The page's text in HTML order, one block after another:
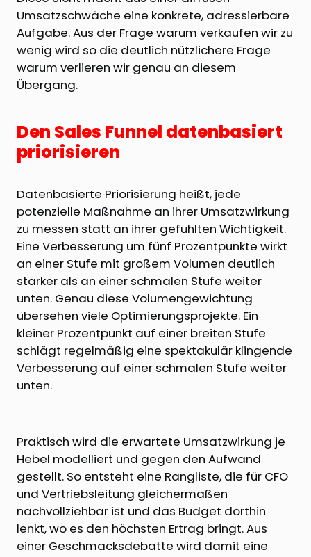
Umsatzschwäche eine konkrete, adressierbare
Aufgabe. Aus der Frage warum verkaufen wir zu
wenig wird so die deutlich nützlichere Frage
warum verlieren wir genau an diesem
Übergang.
Den Sales Funnel datenbasiert
priorisieren
Datenbasierte Priorisierung heißt, jede
potenzielle Maßnahme an ihrer Umsatzwirkung
zu messen statt an ihrer gefühlten Wichtigkeit.
Eine Verbesserung um fünf Prozentpunkte wirkt
an einer Stufe mit großem Volumen deutlich
stärker als an einer schmalen Stufe weiter
unten. Genau diese Volumengewichtung
übersehen viele Optimierungsprojekte. Ein
kleiner Prozentpunkt auf einer breiten Stufe
schlägt regelmäßig eine spektakulär klingende
Verbesserung auf einer schmalen Stufe weiter
unten.
Praktisch wird die erwartete Umsatzwirkung je
Hebel modelliert und gegen den Aufwand
gestellt. So entsteht eine Rangliste, die für CFO
und Vertriebsleitung gleichermaßen
nachvollziehbar ist und das Budget dorthin
lenkt, wo es den höchsten Ertrag bringt. Aus
einer Geschmacksdebatte wird damit eine